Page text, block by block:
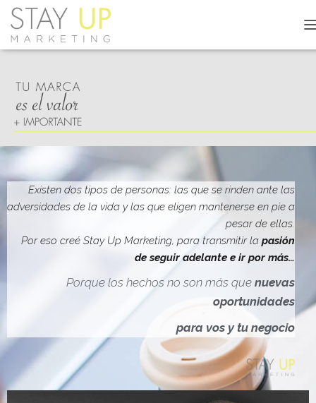
A
M
D
E
N
A
V
G
I
Ó
N
Existen dos tipos de personas: las que se rinden ante las
adversidades de la vida y las que eligen mantenerse en pie a
pesar de ellas.
Por eso creé Stay Up Marketing, para transmitir la pasión
de seguir adelante e ir por más…
Porque los hechos no son más que nuevas
oportunidades
para vos y tu negocio